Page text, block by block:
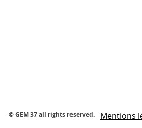
© GEM 37 all rights reserved. Mentions